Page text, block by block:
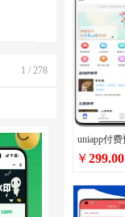
1 / 278
￥299.00